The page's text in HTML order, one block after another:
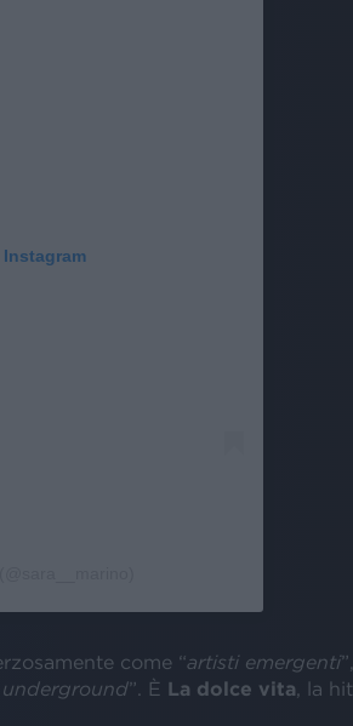
come “artisti emergenti”,
underground”. È La dolce vita , la hit